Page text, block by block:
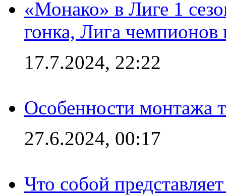
«Монако» в Лиге 1
гонка, Лига чемпионов
17.7.2024, 22:22
Особенности монтажа
27.6.2024, 00:17
Что собой